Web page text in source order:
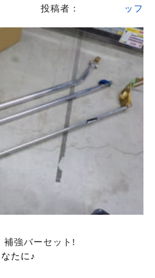
投稿者：
ッフ
補強バーセット!
たに♪